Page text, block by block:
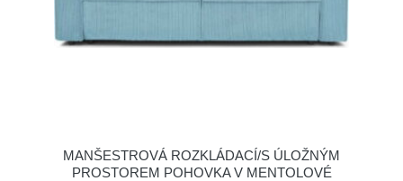
MANŠESTROVÁ ROZKLÁDACÍ/S ÚLOŽNÝM
PROSTOREM POHOVKA V MENTOLOVÉ